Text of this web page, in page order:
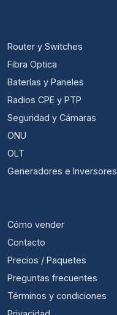
Router y Switches
Fibra Optica
Baterías y Paneles
Radios CPE y PTP
Seguridad y Cámaras
ONU
OLT
Generadores e Inversores
Cómo vender
Contacto
Precios / Paquetes
Preguntas frecuentes
Términos y condiciones